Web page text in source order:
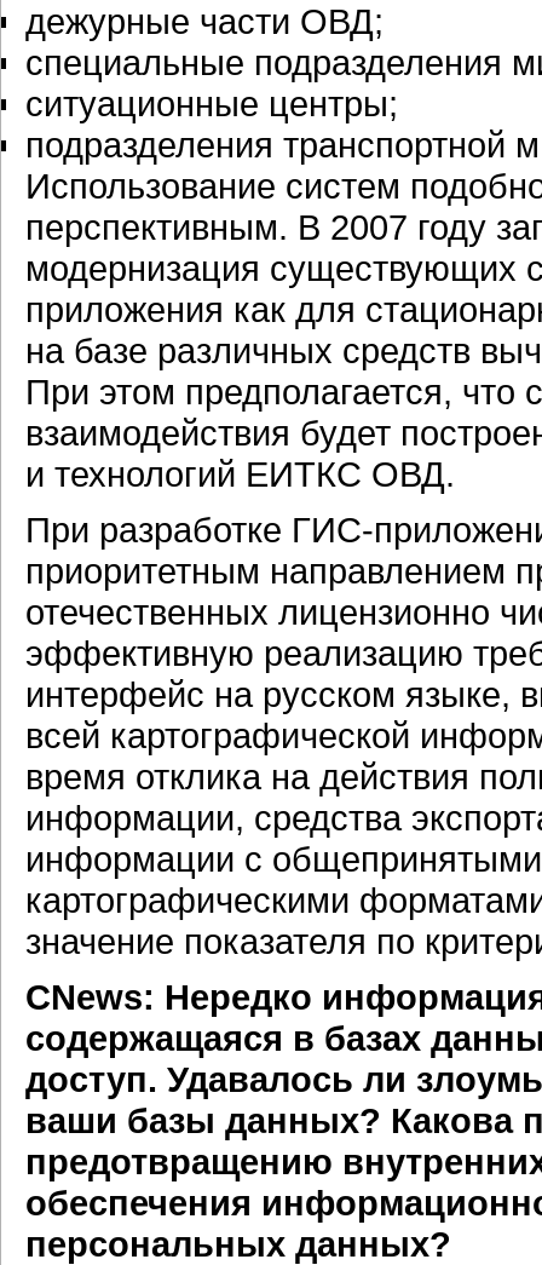
дежурные части ОВД;
специальные
ситуационные центры;
подразделения транспортной
Использование систем
перспективным. В 2007 году
модернизация существующих
приложения как для
на базе различных средств
При этом предполагается,
взаимодействия будет
и технологий ЕИТКС ОВД.
При разработке ГИС-
приоритетным направлением
отечественных лицензионно
эффективную реализацию
интерфейс на русском языке,
всей картографической
время отклика на действия
информации, средства
информации с
картографическими
значение показателя по
CNews: Нередко
содержащаяся в базах
доступ. Удавалось ли
ваши базы данных? Какова
предотвращению
обеспечения
персональных данных?